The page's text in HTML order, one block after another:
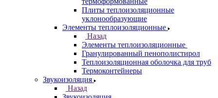
Плиты теплоизоляционные
уклонообразующие
Элементы теплоизоляционные
Назад
Элементы теплоизоляционные
Гранулированный пенополистирол
Теплоизоляционная оболочка для труб
Термоконтейнеры
Звукоизоляция
Назад